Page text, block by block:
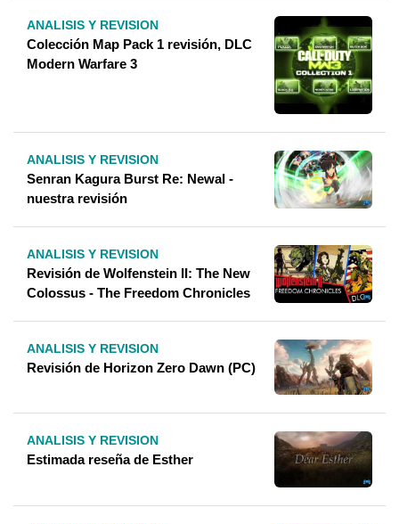
ANALISIS Y REVISION
Colección Map Pack 1 revisión, DLC
Modern Warfare 3
ANALISIS Y REVISION
Senran Kagura Burst Re: Newal -
nuestra revisión
ANALISIS Y REVISION
Revisión de Wolfenstein II: The New
Colossus - The Freedom Chronicles
ANALISIS Y REVISION
Revisión de Horizon Zero Dawn (PC)
ANALISIS Y REVISION
Estimada reseña de Esther